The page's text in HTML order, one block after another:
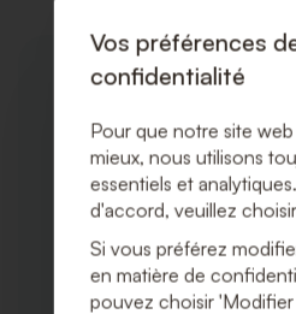
Vos préférences
confidentialité
Pour que notre site
mieux, nous utilisons
essentiels et
d'accord, veuillez
Si vous préférez
en matière de
pouvez choisir